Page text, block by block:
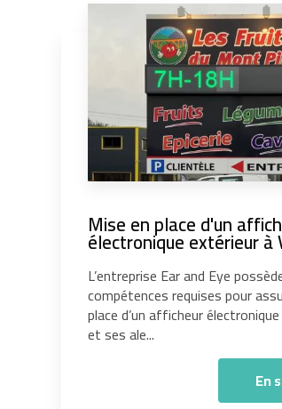
Mise en place d'un
électronique extérieur à
L’entreprise Ear and Eye
compétences requises pour
place d’un afficheur
et ses ale...
En